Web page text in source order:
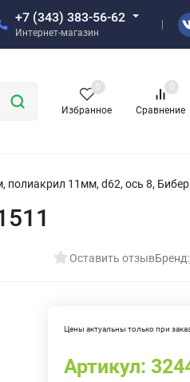
+7 (343) 383-56-62
Интернет-магазин
Избранное
0
Сравнение
0
полиакрил 11мм, d62, ось 8, Бибер
Оставить отзывБренд:
Цены актуальны только при
Артикул: